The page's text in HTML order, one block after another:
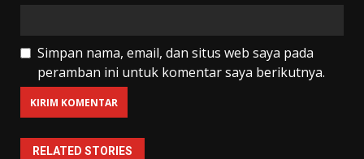
Simpan nama, email, dan situs web saya pada
peramban ini untuk komentar saya berikutnya.
RELATED STORIES